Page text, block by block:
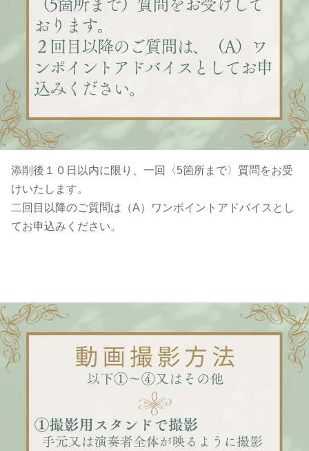
添削後１０日以内に限り、一回〈5箇所まで〉質問をお受
けいたします。
二回目以降のご質問は（A）ワンポイントアドバイスとし
てお申込みください。